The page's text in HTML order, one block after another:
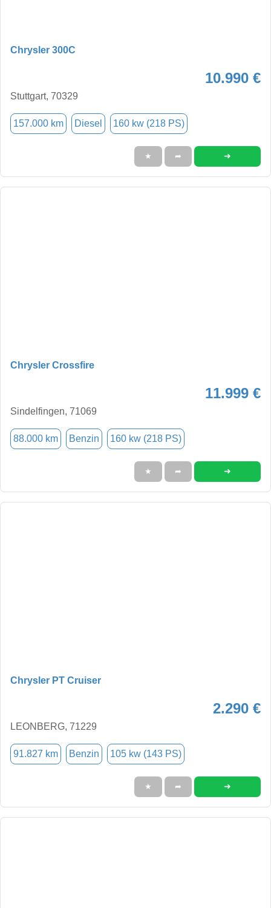
Chrysler 300C
10.990 €
Stuttgart, 70329
157.000 km Diesel 160 kw (218 PS)
★ ➦ ➜
Chrysler Crossfire
11.999 €
Sindelfingen, 71069
88.000 km Benzin 160 kw (218 PS)
★ ➦ ➜
Chrysler PT Cruiser
2.290 €
LEONBERG, 71229
91.827 km Benzin 105 kw (143 PS)
★ ➦ ➜